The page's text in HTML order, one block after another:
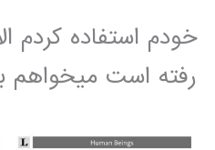
خودم استفاده کردم
رفته است میخواهم